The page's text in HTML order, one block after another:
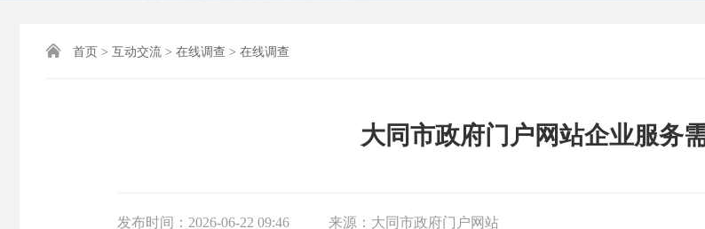
 首页 > 互动交流 > 在线调查 > 在线调查
大同市政府门户网站企业服务
发布时间： 2026-06-22 09:46 来源： 大同市政府门户网站